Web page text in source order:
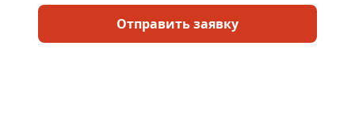
Отправить заявку